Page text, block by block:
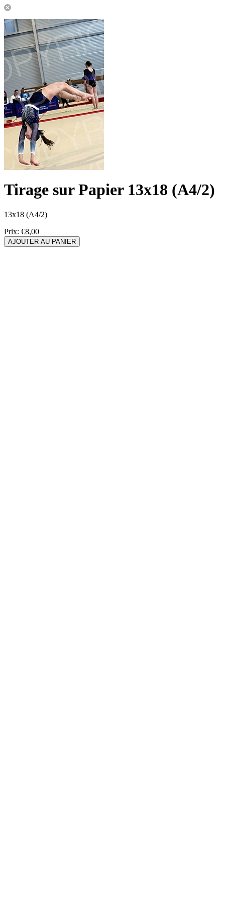
Tirage sur Papier 13x18 (A4/2)
13x18 (A4/2)
Prix: €8,00